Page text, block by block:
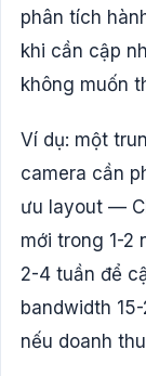
phân tích
khi cần cập
không muốn
Ví dụ: một
camera cần
ưu layout —
mới trong 1-2
2-4 tuần để
bandwidth
nếu doanh